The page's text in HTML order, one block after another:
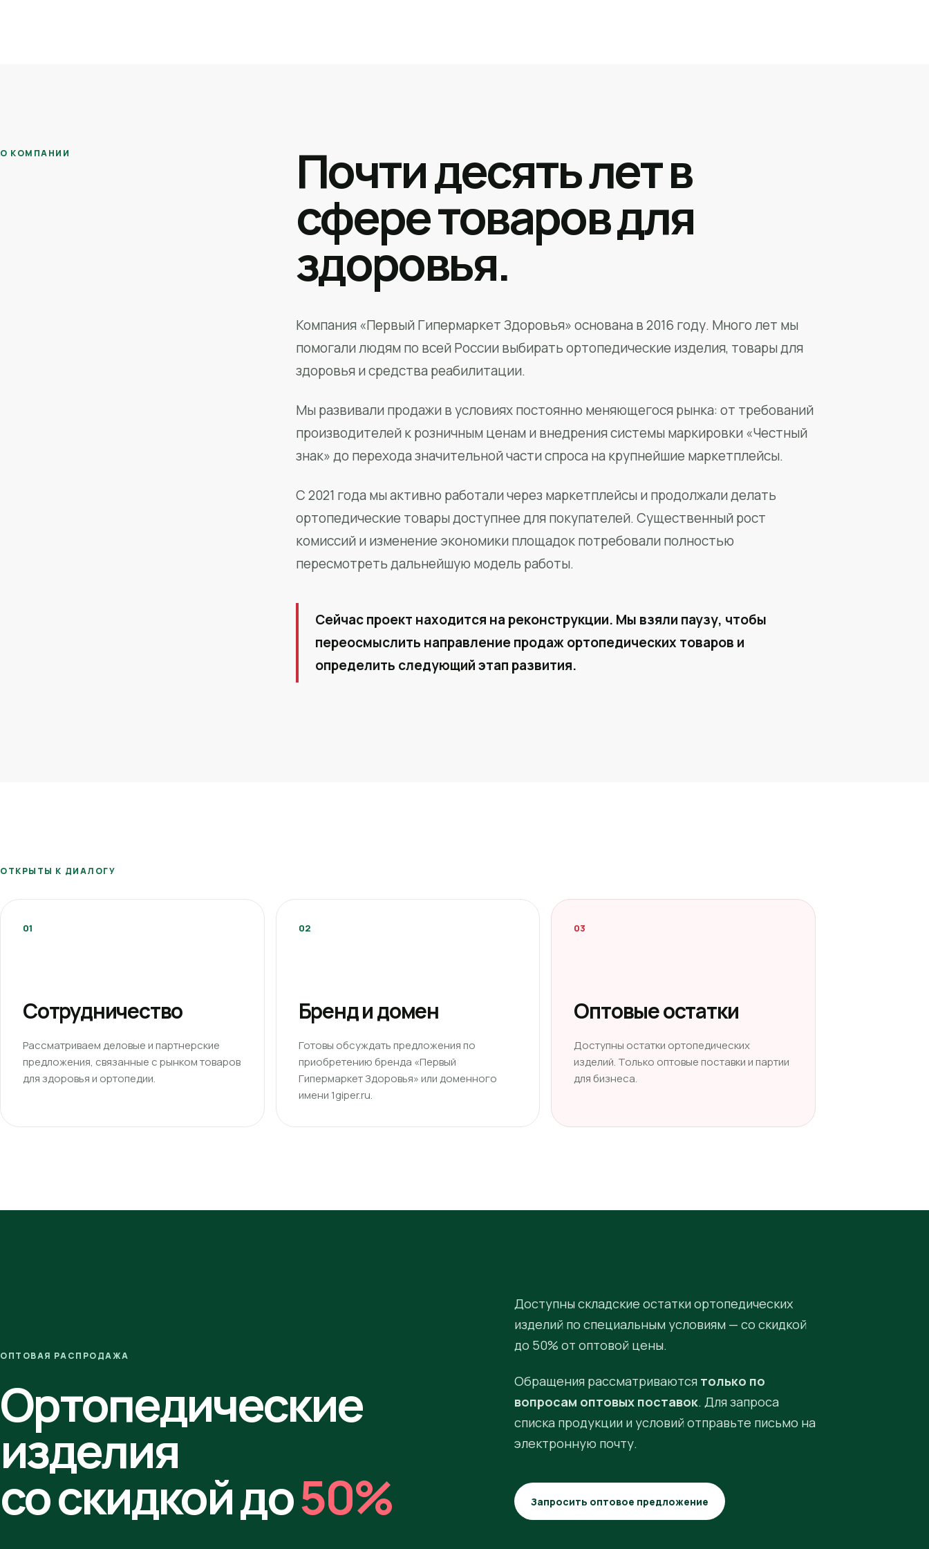
О КОМПАНИИ Почти десять лет в
сфере товаров для
здоровья.
Компания «Первый Гипермаркет Здоровья» основана в 2016 году. Много лет мы
помогали людям по всей России выбирать ортопедические изделия, товары для
здоровья и средства реабилитации.
Мы развивали продажи в условиях постоянно меняющегося рынка: от требований
производителей к розничным ценам и внедрения системы маркировки «Честный
знак» до перехода значительной части спроса на крупнейшие маркетплейсы.
С 2021 года мы активно работали через маркетплейсы и продолжали делать
ортопедические товары доступнее для покупателей. Существенный рост
комиссий и изменение экономики площадок потребовали полностью
пересмотреть дальнейшую модель работы.
Сейчас проект находится на реконструкции. Мы взяли паузу, чтобы
переосмыслить направление продаж ортопедических товаров и
определить следующий этап развития.
ОТКРЫТЫ К ДИАЛОГУ
01
Сотрудничество
Рассматриваем деловые и партнерские
предложения, связанные с рынком товаров
для здоровья и ортопедии.
02
Бренд и домен
Готовы обсуждать предложения по
приобретению бренда «Первый
Гипермаркет Здоровья» или доменного
имени 1giper.ru.
03
Оптовые остатки
Доступны остатки ортопедических
изделий. Только оптовые поставки и партии
для бизнеса.
ОПТОВАЯ РАСПРОДАЖА
Ортопедические
изделия
со скидкой до50%
Доступны складские остатки ортопедических
изделий по специальным условиям — со скидкой
до 50% от оптовой цены.
Обращения рассматриваются только по
вопросам оптовых поставок. Для запроса
списка продукции и условий отправьте письмо на
электронную почту.
Запросить оптовое предложение